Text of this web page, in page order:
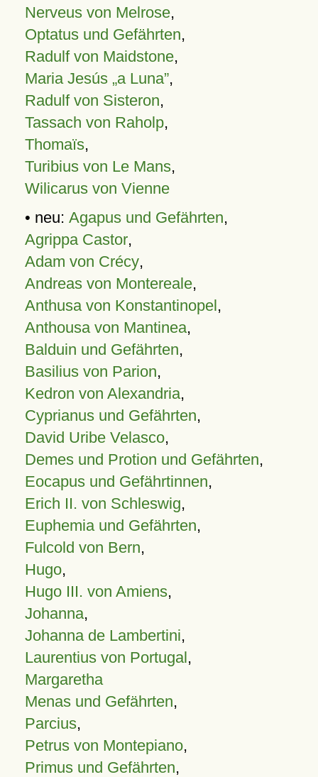
Nerveus von Melrose,
Optatus und Gefährten,
Radulf von Maidstone,
Maria Jesús „a Luna”,
Radulf von Sisteron,
Tassach von Raholp,
Thomaïs,
Turibius von Le Mans,
Wilicarus von Vienne
• neu: Agapus und Gefährten,
Agrippa Castor,
Adam von Crécy,
Andreas von Montereale,
Anthusa von Konstantinopel,
Anthousa von Mantinea,
Balduin und Gefährten,
Basilius von Parion,
Kedron von Alexandria,
Cyprianus und Gefährten,
David Uribe Velasco,
Demes und Protion und Gefährten,
Eocapus und Gefährtinnen,
Erich II. von Schleswig,
Euphemia und Gefährten,
Fulcold von Bern,
Hugo,
Hugo III. von Amiens,
Johanna,
Johanna de Lambertini,
Laurentius von Portugal,
Margaretha
Menas und Gefährten,
Parcius,
Petrus von Montepiano,
Primus und Gefährten,